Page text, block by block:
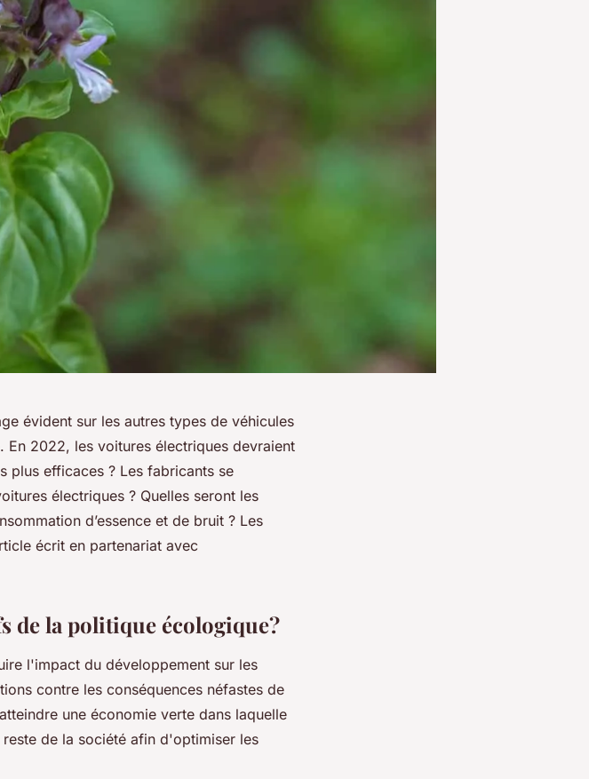
évident sur les autres types de véhicules
En 2022, les voitures électriques devraient
plus efficaces ? Les fabricants se
électriques ? Quelles seront les
d’essence et de bruit ? Les
écrit en partenariat avec
de la politique écologique?
l'impact du développement sur les
contre les conséquences néfastes de
une économie verte dans laquelle
de la société afin d'optimiser les